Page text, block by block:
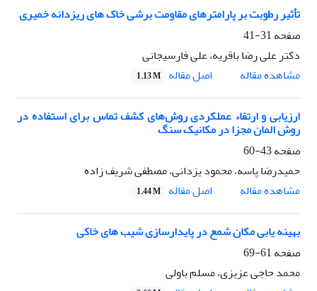
تأثیر رطوبت بر پارامترهای مقاومت برشی خاک های ریزدانه خمیری
صفحه31-41
دکتر علی رضا باقریه، علی فارسیجانی
مشاهده مقاله
اصل مقاله 1.13 M
ارزیابی و ارتقاء عملکردی روش‌های کشف تماس برای استفاده در
روش المان مجزا در مکانیک سنگ
صفحه43-60
حمیدرضا پاسه، محمود یزدانی، مصطفی شریف زاده
مشاهده مقاله
اصل مقاله 1.44 M
بهینه یابی مکان شمع در پایدارسازی شیب های خاکی
صفحه61-69
محمد حاجی عزیزی، مسلم باولی